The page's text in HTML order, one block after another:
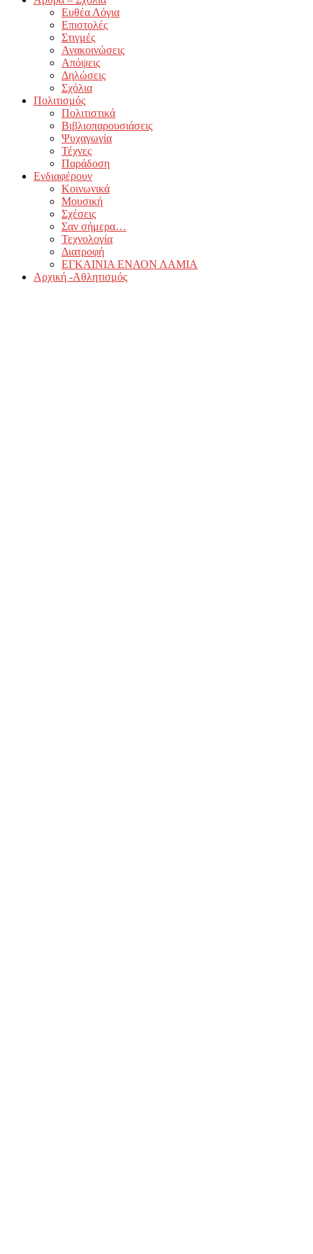
Ευθέα Λόγια
Επιστολές
Στιγμές
Ανακοινώσεις
Απόψεις
Δηλώσεις
Σχόλια
Πολιτισμός
Πολιτιστικά
Βιβλιοπαρουσιάσεις
Ψυχαγωγία
Τέχνες
Παράδοση
Ενδιαφέρουν
Κοινωνικά
Μουσική
Σχέσεις
Σαν σήμερα…
Τεχνολογία
Διατροφή
ΕΓΚΑΙΝΙΑ ΕΝΑΟΝ ΛΑΜΙΑ
Αρχική -Αθλητισμός